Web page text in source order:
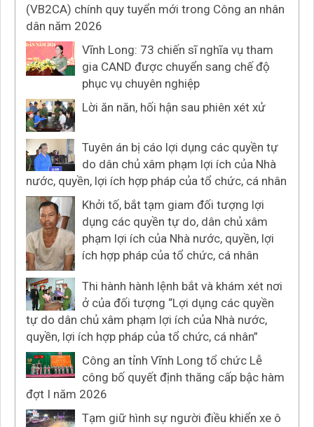
(VB2CA) chính quy tuyển mới trong Công an nhân
dân năm 2026
Vĩnh Long: 73 chiến sĩ nghĩa vụ tham
gia CAND được chuyển sang chế độ
phục vụ chuyên nghiệp
Lời ăn năn, hối hận sau phiên xét xử
Tuyên án bị cáo lợi dụng các quyền tự
do dân chủ xâm phạm lợi ích của Nhà
nước, quyền, lợi ích hợp pháp của tổ chức, cá nhân
Khởi tố, bắt tạm giam đối tượng lợi
dụng các quyền tự do, dân chủ xâm
phạm lợi ích của Nhà nước, quyền, lợi
ích hợp pháp của tổ chức, cá nhân
Thi hành hành lệnh bắt và khám xét nơi
ở của đối tượng “Lợi dụng các quyền
tự do dân chủ xâm phạm lợi ích của Nhà nước,
quyền, lợi ích hợp pháp của tổ chức, cá nhân”
Công an tỉnh Vĩnh Long tổ chức Lễ
công bố quyết định thăng cấp bậc hàm
đợt I năm 2026
Tạm giữ hình sự người điều khiển xe ô